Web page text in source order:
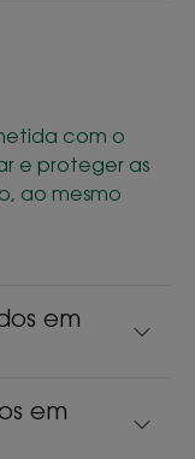
com o
e proteger as
ao mesmo
em
em